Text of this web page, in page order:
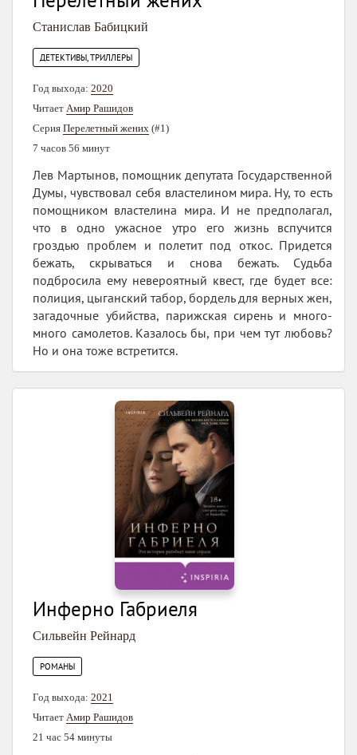
Станислав Бабицкий
ДЕТЕКТИВЫ, ТРИЛЛЕРЫ
Год выхода: 2020
Читает Амир Рашидов
Серия Перелетный жених (#1)
7 часов 56 минут
Лев Мартынов, помощник депутата Государственной
Думы, чувствовал себя властелином мира. Ну, то есть
помощником властелина мира. И не предполагал,
что в одно ужасное утро его жизнь вспучится
гроздью проблем и полетит под откос. Придется
бежать, скрываться и снова бежать. Судьба
подбросила ему невероятный квест, где будет все:
полиция, цыганский табор, бордель для верных жен,
загадочные убийства, парижская сирень и много-
много самолетов. Казалось бы, при чем тут любовь?
Но и она тоже встретится.
Инферно Габриеля
Сильвейн Рейнард
РОМАНЫ
Год выхода: 2021
Читает Амир Рашидов
21 час 54 минуты